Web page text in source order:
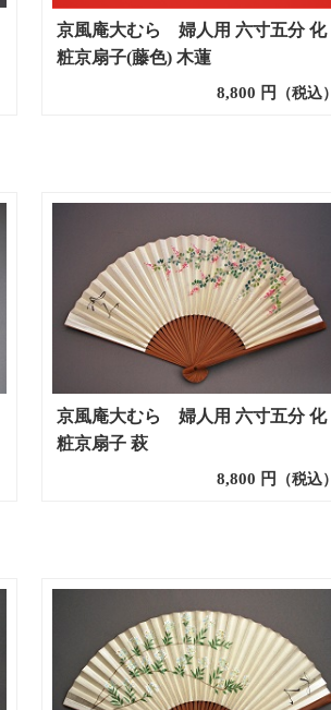
京風庵大むら 婦人用 六寸五分 化
粧京扇子(藤色) 木蓮
8,800 円 （税込）
京風庵大むら 婦人用 六寸五分 化
粧京扇子 萩
8,800 円 （税込）